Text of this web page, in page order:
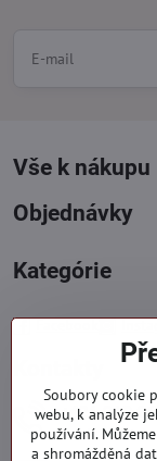
Vše k nákupu
Objednávky
Kategórie
Facebook
+421 919
Pondělí - Pátek
Soubory cookie
webu, k analýze
používání.
a shromážděná